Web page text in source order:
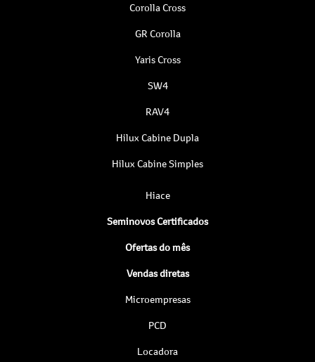
Corolla Cross
GR Corolla
Yaris Cross
SW4
RAV4
Hilux Cabine Dupla
Hilux Cabine Simples
Hiace
Seminovos Certificados
Ofertas do mês
Vendas diretas
Microempresas
PCD
Locadora